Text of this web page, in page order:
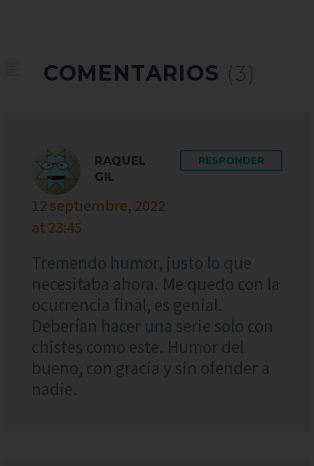
COMENTARIOS (3)
RAQUEL
GIL
12 septiembre, 2022
at 23:45
RESPONDER
Tremendo humor, justo lo que
necesitaba ahora. Me quedo con la
ocurrencia final, es genial.
Deberían hacer una serie solo con
chistes como este. Humor del
bueno, con gracia y sin ofender a
nadie.